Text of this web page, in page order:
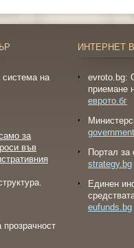
система на
за
във
ИНТЕРНЕТ
evroto.bg:
приемане
еврото.бг
Портал за
strategy.bg
Eдинен
eufunds.bg